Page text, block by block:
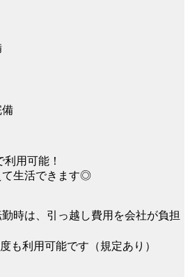
備
利用可能！
て生活できます◎
時は、引っ越し費用を会社が負担
も利用可能です（規定あり）